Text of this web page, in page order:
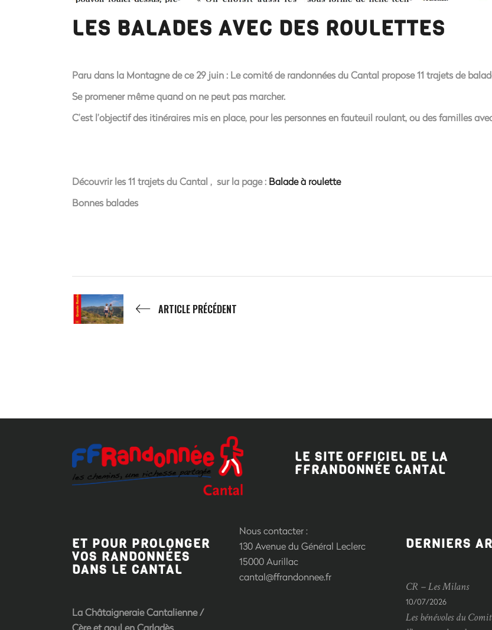
LES BALADES AVEC DES ROULETTES
Paru dans la Montagne de ce 29 juin : Le comité de randonnées du Cantal propose 11 trajets de
Se promener même quand on ne peut pas marcher.
C’est l’objectif des itinéraires mis en place, pour les personnes en fauteuil roulant, ou des familles
Découvrir les 11 trajets du Cantal , sur la page : Balade à roulette
Bonnes balades
ARTICLE PRÉCÉDENT
LE SITE OFFICIEL DE LA
FFRANDONNÉE CANTAL
ET POUR PROLONGER
VOS RANDONNÉES
DANS LE CANTAL
La Châtaigneraie Cantalienne/
Cère et goul en Carladès
Nous contacter :
130 Avenue du Général Leclerc
15000 Aurillac
cantal@ffrandonnee.fr
DERNIERS
CR – Les Milans
10/07/2026
Les bénévoles du